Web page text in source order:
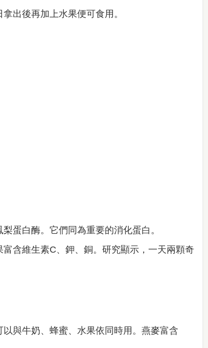
出後再加上水果便可食用。
蛋白酶。它們同為重要的消化蛋白。
含維生素C、鉀、銅。研究顯示，一天兩顆奇
與牛奶、蜂蜜、水果依同時用。燕麥富含